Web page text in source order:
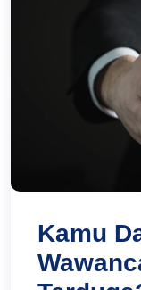
Kamu